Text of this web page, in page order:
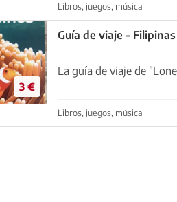
Libros, juegos, música
3 €
Guía de viaje - Filipinas
La guía de viaje de
Libros, juegos, música